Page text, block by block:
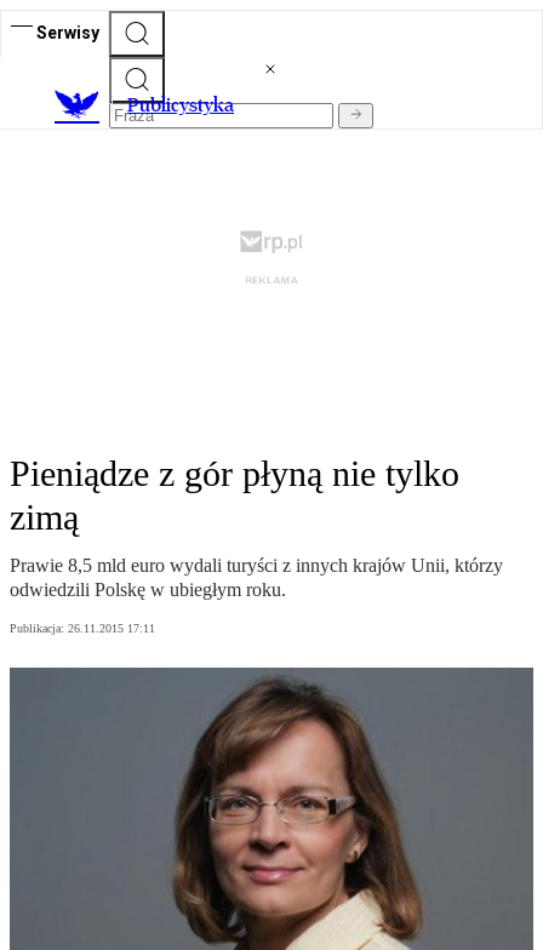
Serwisy
Publicystyka
Pieniądze z gór płyną nie tylko
zimą
Prawie 8,5 mld euro wydali turyści z innych krajów Unii, którzy
odwiedzili Polskę w ubiegłym roku.
Publikacja: 26.11.2015 17:11